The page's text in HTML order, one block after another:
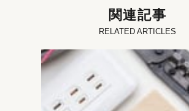
関連記事
RELATED ARTICLES